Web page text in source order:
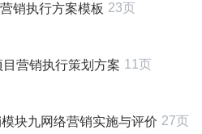
销执行方案模板 23页
营销执行策划方案 11页
块九网络营销实施与评价 27页